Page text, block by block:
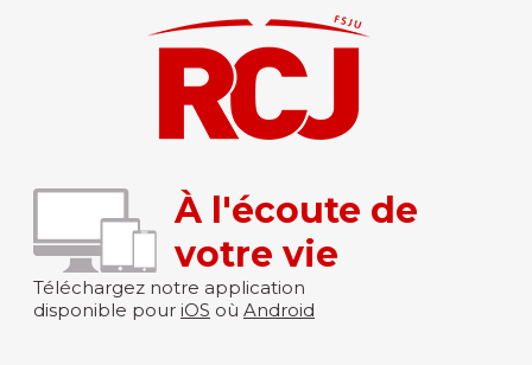
À l'écoute de
votre vie
Téléchargez notre application
disponible pour iOS où Android